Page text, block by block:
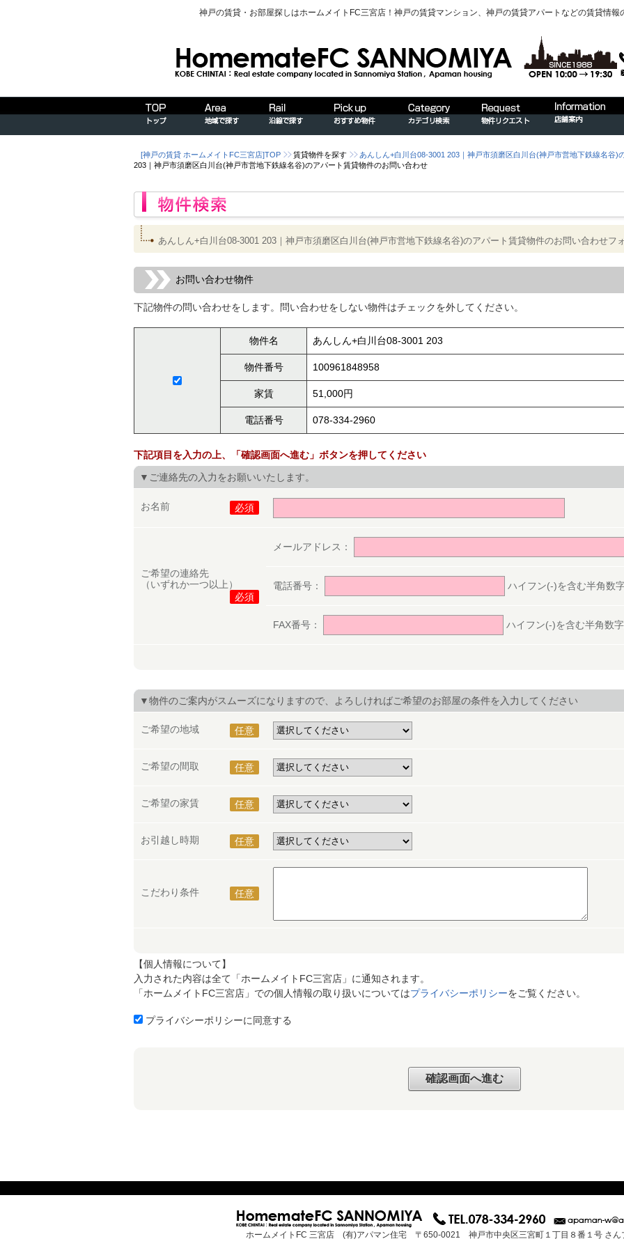
神戸の賃貸・お部屋探しはホームメイトFC三宮店！神戸の賃貸マンション、神戸の賃貸アパートなどの賃貸情報
[神戸の賃貸 ホームメイトFC三宮店]TOP 賃貸物件を探す あんしん+白川台08-3001 203｜神戸市須磨区白川台(神戸市営地下鉄線名谷)
203｜神戸市須磨区白川台(神戸市営地下鉄線名谷)のアパート賃貸物件のお問い合わせ
あんしん+白川台08-3001 203｜神戸市須磨区白川台(神戸市営地下鉄線名谷)のアパート賃貸物件のお問い合わせフ
お問い合わせ物件
下記物件の問い合わせをします。問い合わせをしない物件はチェックを外してください。
物件名 あんしん+白川台08-3001 203
物件番号 100961848958
家賃 51,000円
電話番号 078-334-2960
下記項目を入力の上、「確認画面へ進む」ボタンを押してください
▼ご連絡先の入力をお願いいたします。
お名前 必須
ご希望の連絡先
（いずれか一つ以上）
必須
メールアドレス：
電話番号： ハイフン(-)を含む半角数
FAX番号： ハイフン(-)を含む半角数
▼物件のご案内がスムーズになりますので、よろしければご希望のお部屋の条件を入力してください
ご希望の地域 任意
ご希望の間取 任意
ご希望の家賃 任意
お引越し時期 任意
こだわり条件 任意
【個人情報について】
入力された内容は全て「ホームメイトFC三宮店」に通知されます。
「ホームメイトFC三宮店」での個人情報の取り扱いについてはプライバシーポリシーをご覧ください。
プライバシーポリシーに同意する
ホームメイトFC 三宮店 (有)アパマン住宅 〒650-0021 神戸市中央区三宮町１丁目８番１号 さん